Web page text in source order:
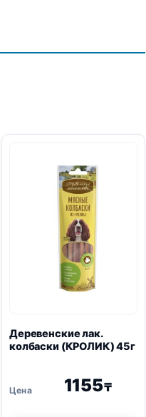
Деревенские лак.
колбаски (КРОЛИК) 45г
1155₸